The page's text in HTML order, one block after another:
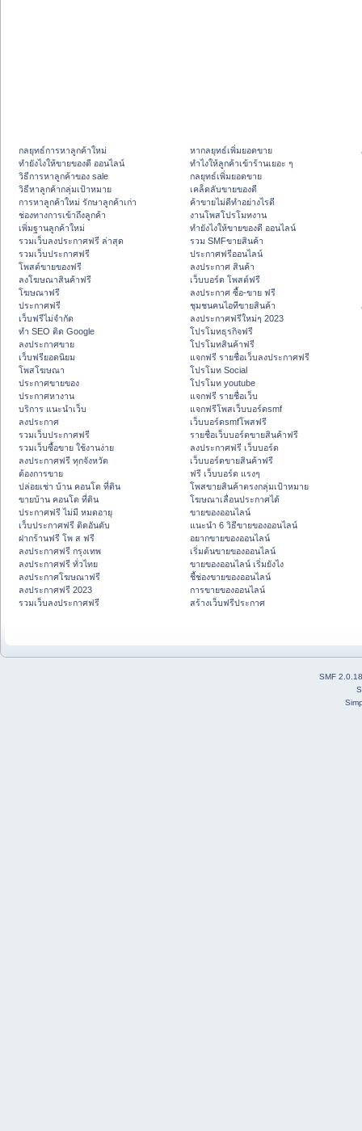
กลยุทธ์การหาลูกค้าใหม่
ทํายังไงให้ขายของดี ออนไลน์
วิธีการหาลูกค้าของ sale
วิธีหาลูกค้ากลุ่มเป้าหมาย
การหาลูกค้าใหม่ รักษาลูกค้าเก่า
ช่องทางการเข้าถึงลูกค้า
เพิ่มฐานลูกค้าใหม่
รวมเว็บลงประกาศฟรี ล่าสุด
รวมเว็บประกาศฟรี
โพสต์ขายของฟรี
ลงโฆษณาสินค้าฟรี
โฆษณาฟรี
ประกาศฟรี
เว็บฟรีไม่จำกัด
ทำ SEO ติด Google
ลงประกาศขาย
เว็บฟรียอดนิยม
โพสโฆษณา
ประกาศขายของ
ประกาศหางาน
บริการ แนะนำเว็บ
ลงประกาศ
รวมเว็บประกาศฟรี
รวมเว็บซื้อขาย ใช้งานง่าย
ลงประกาศฟรี ทุกจังหวัด
ต้องการขาย
ปล่อยเช่า บ้าน คอนโด ที่ดิน
ขายบ้าน คอนโด ที่ดิน
ประกาศฟรี ไม่มี หมดอายุ
เว็บประกาศฟรี ติดอันดับ
ฝากร้านฟรี โพ ส ฟรี
ลงประกาศฟรี กรุงเทพ
ลงประกาศฟรี ทั่วไทย
ลงประกาศโฆษณาฟรี
ลงประกาศฟรี 2023
รวมเว็บลงประกาศฟรี
หากลยุทธ์เพิ่มยอดขาย
ทําไงให้ลูกค้าเข้าร้านเยอะ ๆ
กลยุทธ์เพิ่มยอดขาย
เคล็ดลับขายของดี
ค้าขายไม่ดีทำอย่างไรดี
งานโพสโปรโมทงาน
ทํายังไงให้ขายของดี ออนไลน์
รวม SMFขายสินค้า
ประกาศฟรีออนไลน์
ลงประกาศ สินค้า
เว็บบอร์ด โพสต์ฟรี
ลงประกาศ ซื้อ-ขาย ฟรี
ชุมชนคนไอทีขายสินค้า
ลงประกาศฟรีใหม่ๆ 2023
โปรโมทธุรกิจฟรี
โปรโมทสินค้าฟรี
แจกฟรี รายชื่อเว็บลงประกาศฟรี
โปรโมท Social
โปรโมท youtube
แจกฟรี รายชื่อเว็บ
แจกฟรีโพสเว็บบอร์ดsmf
เว็บบอร์ดsmfโพสฟรี
รายชื่อเว็บบอร์ดขายสินค้าฟรี
ลงประกาศฟรี เว็บบอร์ด
เว็บบอร์ดขายสินค้าฟรี
ฟรี เว็บบอร์ด แรงๆ
โพสขายสินค้าตรงกลุ่มเป้าหมาย
โฆษณาเลื่อนประกาศได้
ขายของออนไลน์
แนะนำ 6 วิธีขายของออนไลน์
อยากขายของออนไลน์
เริ่มต้นขายของออนไลน์
ขายของออนไลน์ เริ่มยังไง
ชี้ช่องขายของออนไลน์
การขายของออนไลน์
สร้างเว็บฟรีประกาศ
SMF 2.0.18